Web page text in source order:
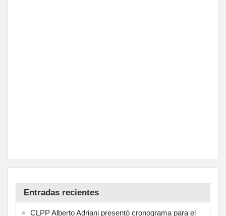
Entradas recientes
CLPP Alberto Adriani presentó cronograma para el